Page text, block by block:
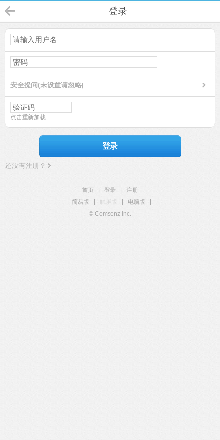
登录
安全提问(未设置请忽略)
点击重新加载
登录
还没有注册？
首页 登录
注册
简易版
触屏版 电脑版
© Comsenz Inc.